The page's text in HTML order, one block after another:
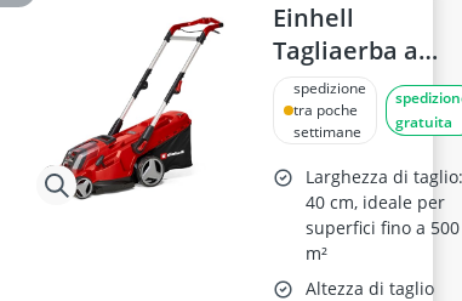
Einhell
Tagliaerba a
batteria
RASARRO 36/40
spedizione
tra poche
settimane
gratuita
Larghezza di taglio:
40 cm, ideale per
superfici fino a 500
m²
Altezza di taglio